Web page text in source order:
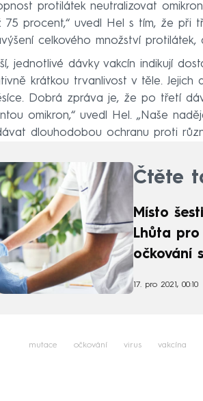
protilátek neutralizovat
procent,“ uvedl Hel s tím, že při
celkového množství protilátek,
jednotlivé dávky vakcín indikují
krátkou trvanlivost v těle. Jejich
Dobrá zpráva je, že po třetí
omikron,“ uvedl Hel. „Naše
dlouhodobou ochranu proti
Čtěte
Místo
Lhůta
očkování
17. pro 2021, 00:10
mutace očkování virus vakcína